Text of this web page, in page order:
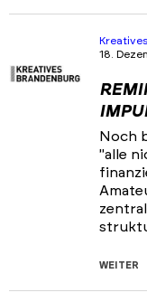
18.
Noch
"alle
WEITER